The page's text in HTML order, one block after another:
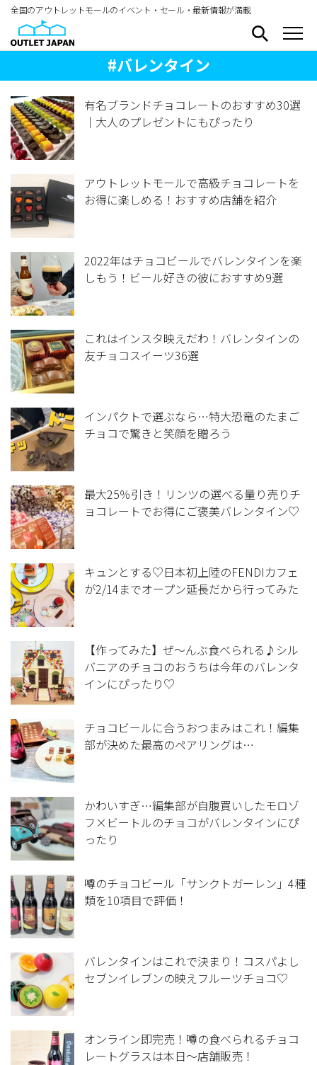
全国のアウトレットモールのイベント・セール・最新情報が満載
#バレンタイン
有名ブランドチョコレートのおすすめ30選
｜大人のプレゼントにもぴったり
アウトレットモールで高級チョコレートを
お得に楽しめる！おすすめ店舗を紹介
2022年はチョコビールでバレンタインを楽
しもう！ビール好きの彼におすすめ9選
これはインスタ映えだわ！バレンタインの
友チョコスイーツ36選
インパクトで選ぶなら…特大恐竜のたまご
チョコで驚きと笑顔を贈ろう
最大25％引き！リンツの選べる量り売りチ
ョコレートでお得にご褒美バレンタイン♡
キュンとする♡日本初上陸のFENDIカフェ
が2/14までオープン延長だから行ってみた
【作ってみた】ぜ～んぶ食べられる♪シル
バニアのチョコのおうちは今年のバレンタ
インにぴったり♡
チョコビールに合うおつまみはこれ！編集
部が決めた最高のペアリングは…
かわいすぎ…編集部が自腹買いしたモロゾ
フ×ビートルのチョコがバレンタインにぴ
ったり
噂のチョコビール「サンクトガーレン」4種
類を10項目で評価！
バレンタインはこれで決まり！コスパよし
セブンイレブンの映えフルーツチョコ♡
オンライン即完売！噂の食べられるチョコ
レートグラスは本日～店舗販売！